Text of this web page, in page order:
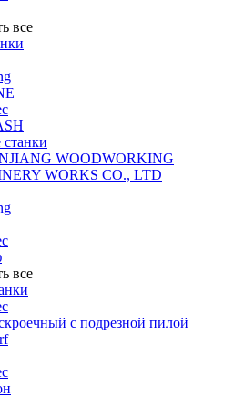
все
WOODWORKING
WORKS CO., LTD
все
с подрезной пилой